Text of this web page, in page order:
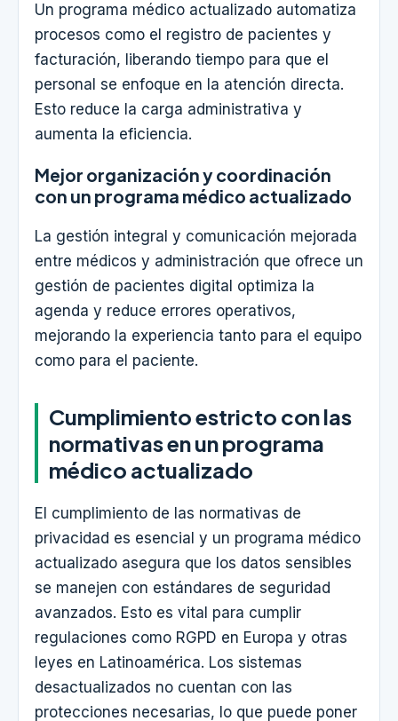
Un programa médico actualizado automatiza
procesos como el registro de pacientes y
facturación, liberando tiempo para que el
personal se enfoque en la atención directa.
Esto reduce la carga administrativa y
aumenta la eficiencia.
Mejor organización y coordinación
con un programa médico actualizado
La gestión integral y comunicación mejorada
entre médicos y administración que ofrece un
gestión de pacientes digital optimiza la
agenda y reduce errores operativos,
mejorando la experiencia tanto para el equipo
como para el paciente.
Cumplimiento estricto con las
normativas en un programa
médico actualizado
El cumplimiento de las normativas de
privacidad es esencial y un programa médico
actualizado asegura que los datos sensibles
se manejen con estándares de seguridad
avanzados. Esto es vital para cumplir
regulaciones como RGPD en Europa y otras
leyes en Latinoamérica. Los sistemas
desactualizados no cuentan con las
protecciones necesarias, lo que puede poner